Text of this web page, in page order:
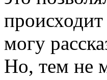
могу
Но, тем не